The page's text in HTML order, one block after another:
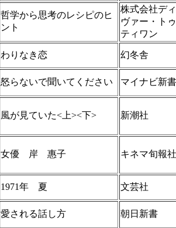
哲学から思考のレシピのヒ
ント
株式会社デ
ヴァー・ト
ティワン
わりなき恋 幻冬舎
怒らないで聞いてください マイナビ新書
風が見ていた<上><下> 新潮社
女優 岸 惠子 キネマ旬報社
1971年 夏 文芸社
愛される話し方 朝日新書